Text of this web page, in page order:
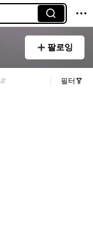
팔로잉
필터